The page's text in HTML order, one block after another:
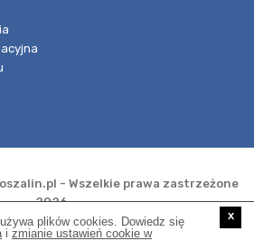
- Wszelkie prawa zastrzeżone
2026
plików cookies. Dowiedz się
i zmianie ustawień cookie w
x